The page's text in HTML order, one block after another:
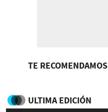
TE RECOMENDAMOS
ULTIMA EDICIÓN